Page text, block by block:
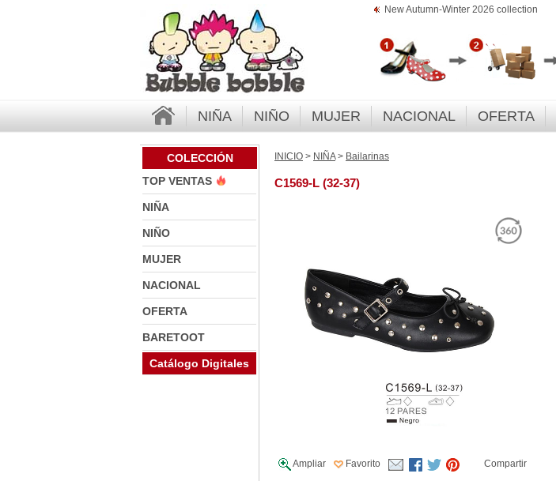
New Autumn-Winter 2026 collection
NIÑA NIÑO MUJER NACIONAL OFERTA
COLECCIÓN
TOP VENTAS
NIÑA
NIÑO
MUJER
NACIONAL
OFERTA
BARETOOT
Catálogo Digitales
INICIO > NIÑA> Bailarinas
C1569-L (32-37)
Ampliar Favorito Compartir